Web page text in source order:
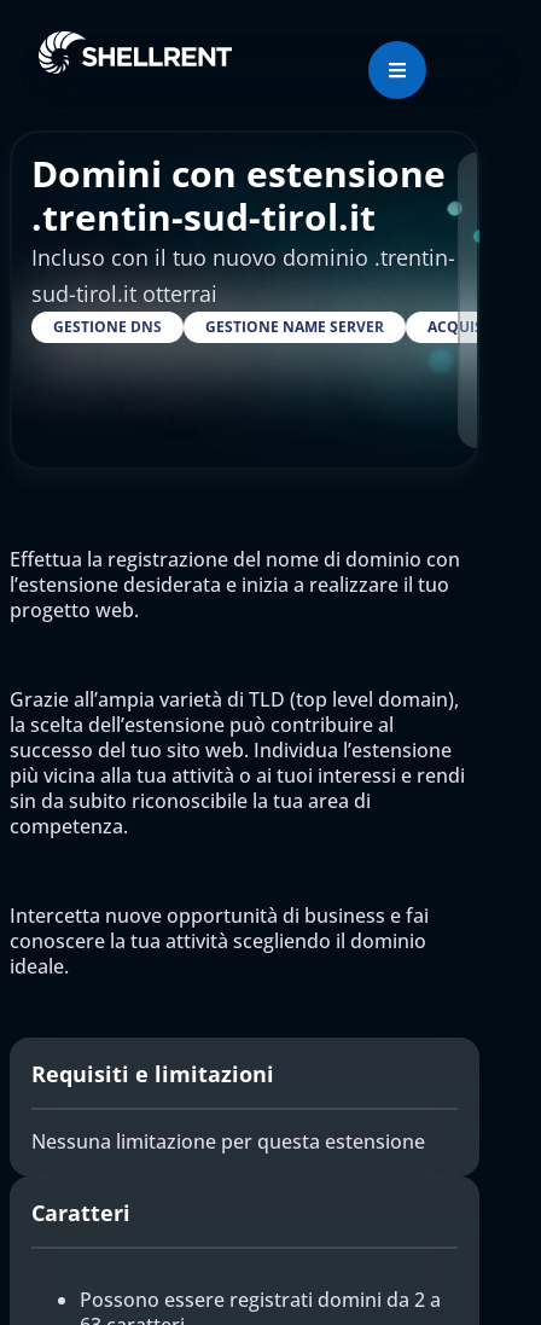
Domini con estensione
.trentin-sud-tirol.it
Incluso con il tuo nuovo dominio .trentin-
sud-tirol.it otterrai
GESTIONE DNS GESTIONE NAME SERVER ACQUISTARE
Effettua la registrazione del nome di dominio con
l’estensione desiderata e inizia a realizzare il tuo
progetto web.
Grazie all’ampia varietà di TLD (top level domain),
la scelta dell’estensione può contribuire al
successo del tuo sito web. Individua l’estensione
più vicina alla tua attività o ai tuoi interessi e rendi
sin da subito riconoscibile la tua area di
competenza.
Intercetta nuove opportunità di business e fai
conoscere la tua attività scegliendo il dominio
ideale.
Requisiti e limitazioni
Nessuna limitazione per questa estensione
Caratteri
Possono essere registrati domini da 2 a